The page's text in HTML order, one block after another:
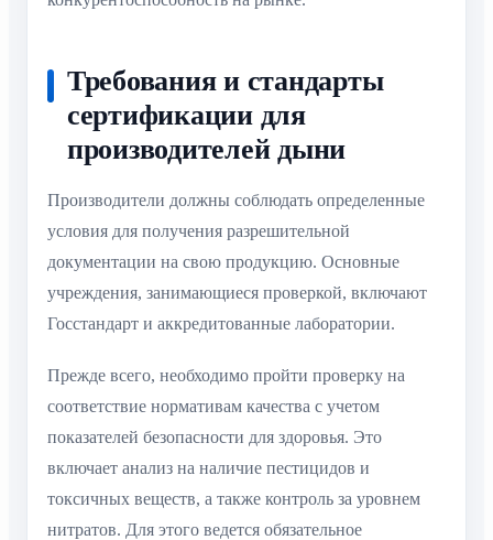
Требования и стандарты
сертификации для
производителей дыни
Производители должны соблюдать определенные
условия для получения разрешительной
документации на свою продукцию. Основные
учреждения, занимающиеся проверкой, включают
Госстандарт и аккредитованные лаборатории.
Прежде всего, необходимо пройти проверку на
соответствие нормативам качества с учетом
показателей безопасности для здоровья. Это
включает анализ на наличие пестицидов и
токсичных веществ, а также контроль за уровнем
нитратов. Для этого ведется обязательное